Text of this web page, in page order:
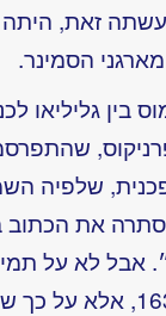
עשתה זאת,
הסמינר.
בין גליליאו
שלפיה
סתרה את
אבל לא על
הועמד גליליאו למשפט